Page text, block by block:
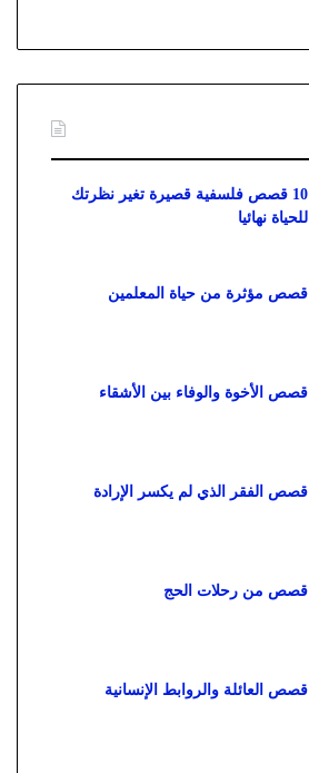
10 قصص فلسفية قصيرة تغير نظرتك
للحياة نهائيا
قصص مؤثرة من حياة المعلمين
قصص الأخوة والوفاء بين الأشقاء
قصص الفقر الذي لم يكسر الإرادة
قصص من رحلات الحج
قصص العائلة والروابط الإنسانية